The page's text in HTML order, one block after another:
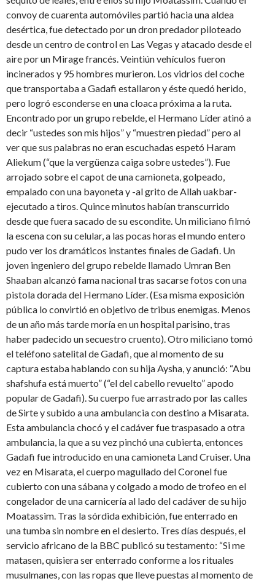
convoy de cuarenta automóviles partió hacia una aldea
desértica, fue detectado por un dron predador piloteado
desde un centro de control en Las Vegas y atacado desde el
aire por un Mirage francés. Veintiún vehículos fueron
incinerados y 95 hombres murieron. Los vidrios del coche
que transportaba a Gadafi estallaron y éste quedó herido,
pero logró esconderse en una cloaca próxima a la ruta.
Encontrado por un grupo rebelde, el Hermano Líder atinó a
decir “ustedes son mis hijos” y “muestren piedad” pero al
ver que sus palabras no eran escuchadas espetó Haram
Aliekum (“que la vergüenza caiga sobre ustedes”). Fue
arrojado sobre el capot de una camioneta, golpeado,
empalado con una bayoneta y -al grito de Allah uakbar-
ejecutado a tiros. Quince minutos habían transcurrido
desde que fuera sacado de su escondite. Un miliciano filmó
la escena con su celular, a las pocas horas el mundo entero
pudo ver los dramáticos instantes finales de Gadafi. Un
joven ingeniero del grupo rebelde llamado Umran Ben
Shaaban alcanzó fama nacional tras sacarse fotos con una
pistola dorada del Hermano Líder. (Esa misma exposición
pública lo convirtió en objetivo de tribus enemigas. Menos
de un año más tarde moría en un hospital parisino, tras
haber padecido un secuestro cruento). Otro miliciano tomó
el teléfono satelital de Gadafi, que al momento de su
captura estaba hablando con su hija Aysha, y anunció: “Abu
shafshufa está muerto” (“el del cabello revuelto” apodo
popular de Gadafi). Su cuerpo fue arrastrado por las calles
de Sirte y subido a una ambulancia con destino a Misarata.
Esta ambulancia chocó y el cadáver fue traspasado a otra
ambulancia, la que a su vez pinchó una cubierta, entonces
Gadafi fue introducido en una camioneta Land Cruiser. Una
vez en Misarata, el cuerpo magullado del Coronel fue
cubierto con una sábana y colgado a modo de trofeo en el
congelador de una carnicería al lado del cadáver de su hijo
Moatassim. Tras la sórdida exhibición, fue enterrado en
una tumba sin nombre en el desierto. Tres días después, el
servicio africano de la BBC publicó su testamento: “Si me
matasen, quisiera ser enterrado conforme a los rituales
musulmanes, con las ropas que lleve puestas al momento de